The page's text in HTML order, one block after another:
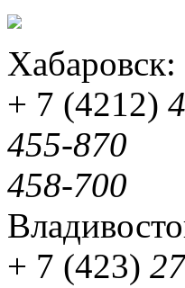
Хабаровск:
+ 7 (4212)
455-870
458-700
+ 7 (423)